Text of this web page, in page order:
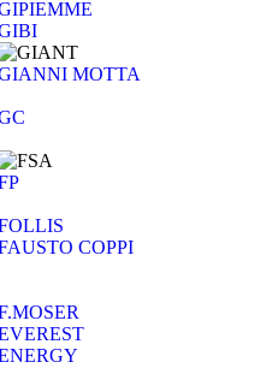
MOTTA
COPPI